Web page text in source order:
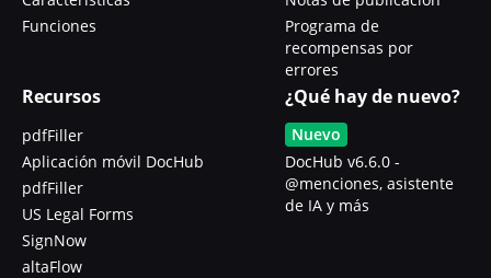
Funciones
Programa de
recompensas por
errores
Recursos
pdfFiller
Aplicación móvil DocHub
pdfFiller
US Legal Forms
SignNow
altaFlow
¿Qué hay de nuevo?
Nuevo
DocHub v6.6.0 -
@menciones, asistente
de IA y más